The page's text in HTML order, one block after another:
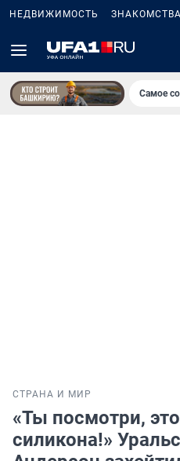
НЕДВИЖИМОСТЬ ЗНАКОМСТВА
Самое
СТРАНА И МИР
«Ты посмотри,
силикона!»